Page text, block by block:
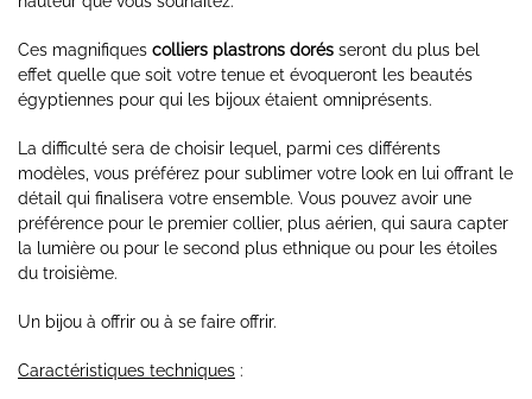
Ces magnifiques colliers plastrons dorés seront du plus bel
effet quelle que soit votre tenue et évoqueront les beautés
égyptiennes pour qui les bijoux étaient omniprésents.
La difficulté sera de choisir lequel, parmi ces différents
modèles, vous préférez pour sublimer votre look en lui offrant le
détail qui finalisera votre ensemble. Vous pouvez avoir une
préférence pour le premier collier, plus aérien, qui saura capter
la lumière ou pour le second plus ethnique ou pour les étoiles
du troisième.
Un bijou à offrir ou à se faire offrir.
Caractéristiques techniques :